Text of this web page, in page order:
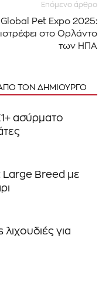
Επόμενο άρθρο
Global Pet Expo 2025:
στο Ορλάντο
των ΗΠΑ
ΤΟΝ ΔΗΜΙΟΥΡΓΟ
ασύρματο
Large Breed με
για